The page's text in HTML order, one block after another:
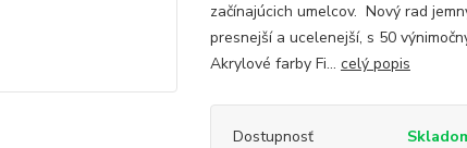
začínajúcich umelcov. Nový rad
presnejší a ucelenejší, s 50
Akrylové farby Fi... celý popis
Dostupnosť